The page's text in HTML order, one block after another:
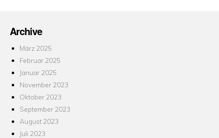
Archive
März 2025
Februar 2025
Januar 2025
November 2023
Oktober 2023
September 2023
August 2023
Juli 2023